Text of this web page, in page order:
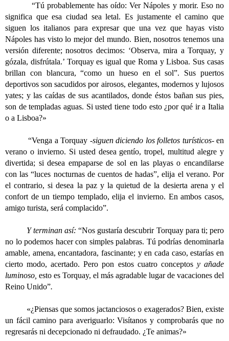
“Tú probablemente has oído: Ver Nápoles y morir. Eso no
significa que esa ciudad sea letal. Es justamente el camino que
siguen los italianos para expresar que una vez que hayas visto
Nápoles has visto lo mejor del mundo. Bien, nosotros tenemos una
versión diferente; nosotros decimos: ‘Observa, mira a Torquay, y
gózala, disfrútala.’ Torquay es igual que Roma y Lisboa. Sus casas
brillan con blancura, “como un hueso en el sol”. Sus puertos
deportivos son sacudidos por airosos, elegantes, modernos y lujosos
yates; y las caídas de sus acantilados, donde éstos bañan sus pies,
son de templadas aguas. Si usted tiene todo esto ¿por qué ir a Italia
o a Lisboa?»
“Venga a Torquay -siguen diciendo los folletos turísticos- en
verano o invierno. Si usted desea gentío, tropel, multitud alegre y
divertida; si desea empaparse de sol en las playas o encandilarse
con las “luces nocturnas de cuentos de hadas”, elija el verano. Por
el contrario, si desea la paz y la quietud de la desierta arena y el
confort de un tiempo templado, elija el invierno. En ambos casos,
amigo turista, será complacido”.
Y terminan así:“Nos gustaría descubrir Torquay para ti; pero
no lo podemos hacer con simples palabras. Tú podrías denominarla
amable, amena, encantadora, fascinante; y en cada caso, estarías en
cierto modo, acertado. Pero pon estos cuatro conceptosy añade
luminoso, esto es Torquay, el más agradable lugar de vacaciones del
Reino Unido”.
«¿Piensas que somos jactanciosos o exagerados? Bien, existe
un fácil camino para averiguarlo: Visítanos y comprobarás que no
regresarás ni decepcionado ni defraudado. ¿Te animas?»